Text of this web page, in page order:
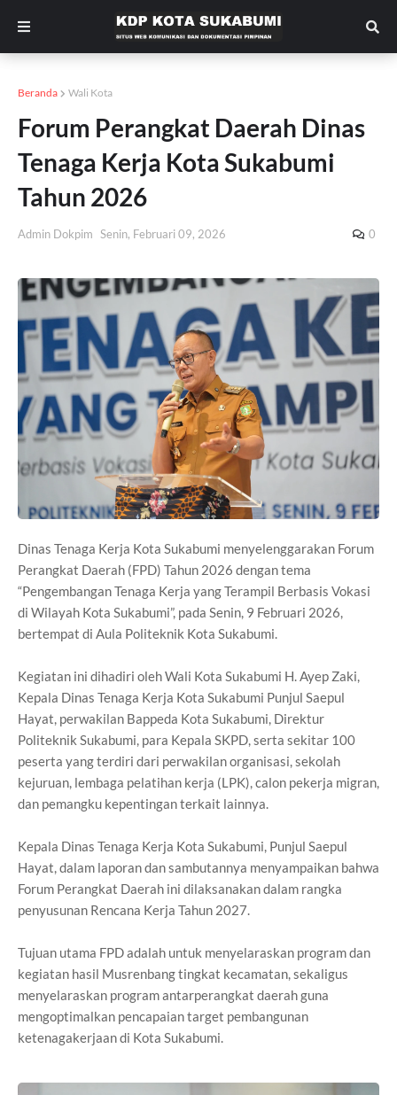
Beranda Wali Kota
Forum Perangkat Daerah Dinas
Tenaga Kerja Kota Sukabumi
Tahun 2026
Admin Dokpim Senin, Februari 09, 2026 0
Dinas Tenaga Kerja Kota Sukabumi menyelenggarakan Forum
Perangkat Daerah (FPD) Tahun 2026 dengan tema
“Pengembangan Tenaga Kerja yang Terampil Berbasis Vokasi
di Wilayah Kota Sukabumi”, pada Senin, 9 Februari 2026,
bertempat di Aula Politeknik Kota Sukabumi.
Kegiatan ini dihadiri oleh Wali Kota Sukabumi H. Ayep Zaki,
Kepala Dinas Tenaga Kerja Kota Sukabumi Punjul Saepul
Hayat, perwakilan Bappeda Kota Sukabumi, Direktur
Politeknik Sukabumi, para Kepala SKPD, serta sekitar 100
peserta yang terdiri dari perwakilan organisasi, sekolah
kejuruan, lembaga pelatihan kerja (LPK), calon pekerja migran,
dan pemangku kepentingan terkait lainnya.
Kepala Dinas Tenaga Kerja Kota Sukabumi, Punjul Saepul
Hayat, dalam laporan dan sambutannya menyampaikan bahwa
Forum Perangkat Daerah ini dilaksanakan dalam rangka
penyusunan Rencana Kerja Tahun 2027.
Tujuan utama FPD adalah untuk menyelaraskan program dan
kegiatan hasil Musrenbang tingkat kecamatan, sekaligus
menyelaraskan program antarperangkat daerah guna
mengoptimalkan pencapaian target pembangunan
ketenagakerjaan di Kota Sukabumi.